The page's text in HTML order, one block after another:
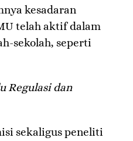
kesadaran
telah aktif dalam
sekolah, seperti
Regulasi dan
sekaligus peneliti